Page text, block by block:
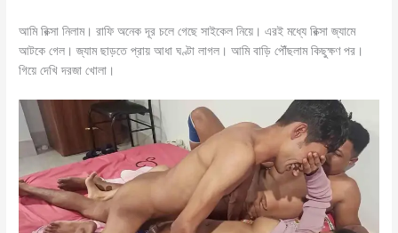
আমি রিক্সা নিলাম। রাফি অনেক দূর চলে গেছে সাইকেল নিয়ে। এরই মধ্যে রিক্সা জ্যামে
আটকে গেল। জ্যাম ছাড়তে প্রায় আধা ঘণ্টা লাগল। আমি বাড়ি পৌঁছলাম কিছুক্ষণ পর।
গিয়ে দেখি দরজা খোলা।